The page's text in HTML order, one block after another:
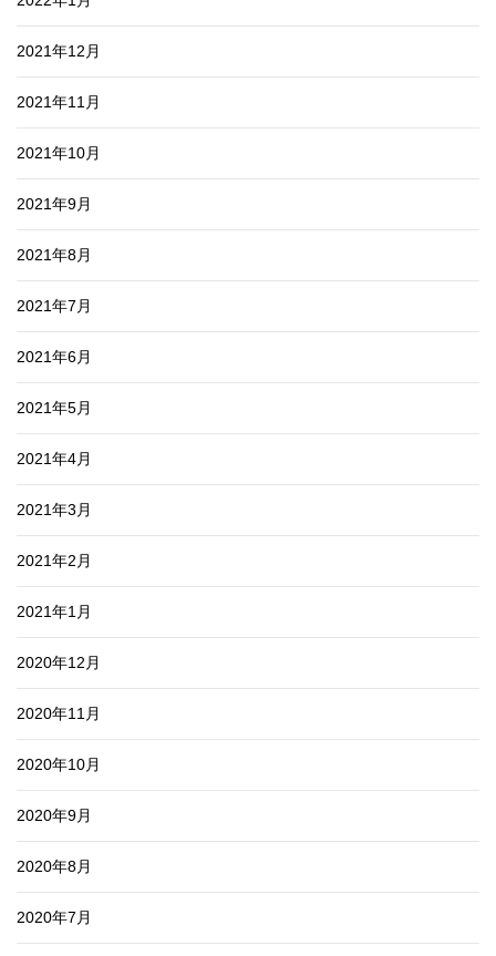
2021年12月
2021年11月
2021年10月
2021年9月
2021年8月
2021年7月
2021年6月
2021年5月
2021年4月
2021年3月
2021年2月
2021年1月
2020年12月
2020年11月
2020年10月
2020年9月
2020年8月
2020年7月